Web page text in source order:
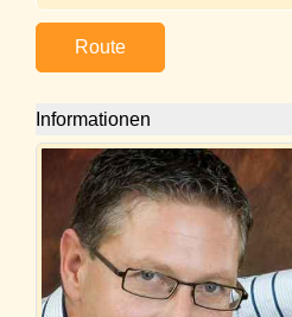
Route
Informationen